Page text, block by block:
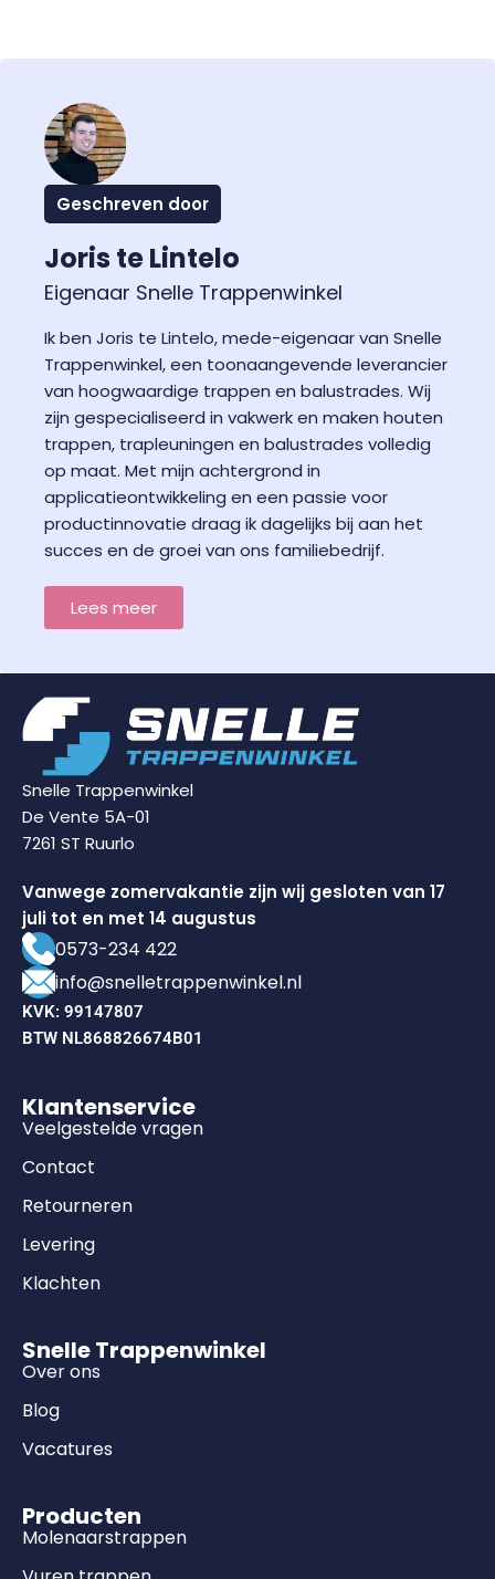
Geschreven door
Joris te Lintelo
Eigenaar Snelle Trappenwinkel
Ik ben Joris te Lintelo, mede-eigenaar van Snelle
Trappenwinkel, een toonaangevende leverancier
van hoogwaardige trappen en balustrades. Wij
zijn gespecialiseerd in vakwerk en maken houten
trappen, trapleuningen en balustrades volledig
op maat. Met mijn achtergrond in
applicatieontwikkeling en een passie voor
productinnovatie draag ik dagelijks bij aan het
succes en de groei van ons familiebedrijf.
Lees meer
Snelle Trappenwinkel
De Vente 5A-01
7261 ST Ruurlo
Vanwege zomervakantie zijn wij gesloten van 17
juli tot en met 14 augustus
0573-234 422
info@snelletrappenwinkel.nl
KVK: 99147807
BTW NL868826674B01
Klantenservice
Veelgestelde vragen
Contact
Retourneren
Levering
Klachten
Snelle Trappenwinkel
Over ons
Blog
Vacatures
Producten
Molenaarstrappen